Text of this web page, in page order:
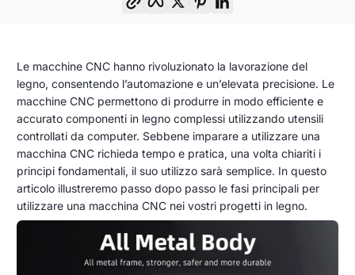
Come
si
usa
una
macchina
CNC
per
lavorazione
21
settembre
2023
CNCLunyee
Le macchine CNC hanno rivoluzionato la lavorazione del
legno, consentendo l’automazione e un’elevata precisione. Le
macchine CNC permettono di produrre in modo efficiente e
accurato componenti in legno complessi utilizzando utensili
controllati da computer. Sebbene imparare a utilizzare una
macchina CNC richieda tempo e pratica, una volta chiariti i
principi fondamentali, il suo utilizzo sarà semplice. In questo
articolo illustreremo passo dopo passo le fasi principali per
utilizzare una macchina CNC nei vostri progetti in legno.